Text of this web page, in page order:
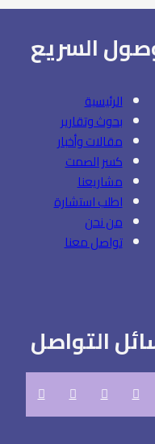
السريع
الرئيسية
بحوث وتقارير
مقالات وأخبار
كسر الصمت
مشاريعنا
اطلب استشارة
من نحن
تواصل معنا
التواصل